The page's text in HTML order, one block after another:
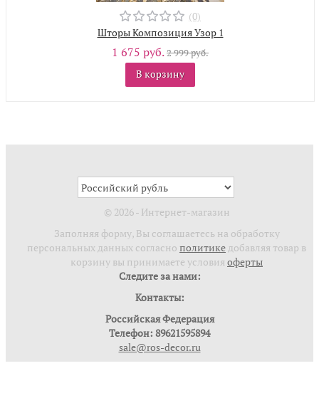
(0)
Шторы Композиция Узор 1
1 675 руб.2 999 руб.
В корзину
© 2026 - Интернет-магазин
Заполняя форму, Вы соглашаетесь на обработку
персональных данных согласно политикедобавляя товар в
корзину вы принимаете условия оферты
Следите за нами:
Контакты:
Российская Федерация
Телефон: 89621595894
sale@ros-decor.ru